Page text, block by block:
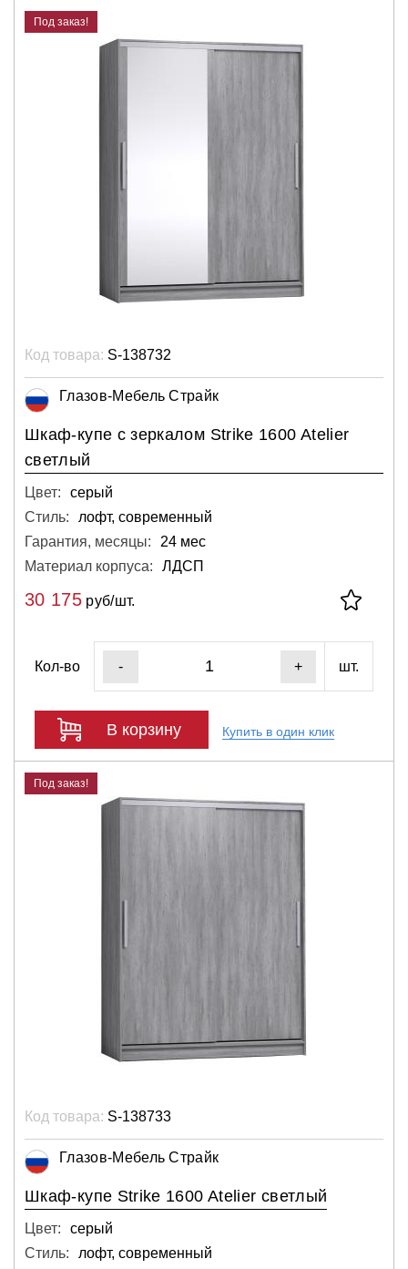
Под заказ!
Код товара: S-138732
Глазов-Мебель Страйк
Шкаф-купе с зеркалом Strike 1600 Atelier
светлый
Цвет:
серый
Стиль:
лофт, современный
Гарантия, месяцы:
24 мес
Материал корпуса:
ЛДСП
30 175руб/шт.
Кол-во - + шт.
В корзину Купить в один клик
Под заказ!
Код товара: S-138733
Глазов-Мебель Страйк
Шкаф-купе Strike 1600 Atelier светлый
Цвет:
серый
Стиль:
лофт, современный